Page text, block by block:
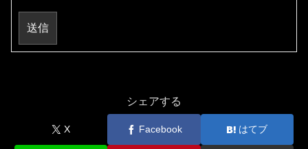
送信
シェアする
X Facebook はてブ